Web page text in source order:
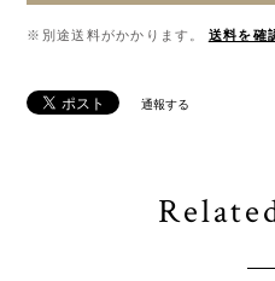
※別途送料がかかります。 送料を確
通報する